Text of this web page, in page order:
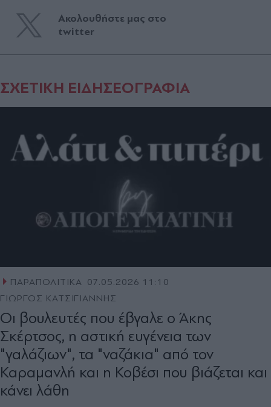
Ακολουθήστε μας στο
twitter
ΣΧΕΤΙΚΗ ΕΙΔΗΣΕΟΓΡΑΦΙΑ
ΠΑΡΑΠΟΛΙΤΙΚΑ
07.05.2026 11:10
ΓΙΩΡΓΟΣ ΚΑΤΣΙΓΙΑΝΝΗΣ
Οι βουλευτές που έβγαλε ο Άκης
Σκέρτσος, η αστική ευγένεια των
"γαλάζιων", τα "ναζάκια" από τον
Καραµανλή και η Κοβέσι που βιάζεται και
κάνει λάθη